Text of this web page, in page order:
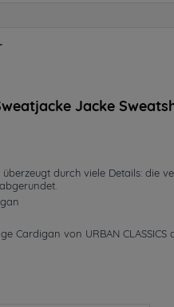
Jacke
durch viele Details:
von URBAN